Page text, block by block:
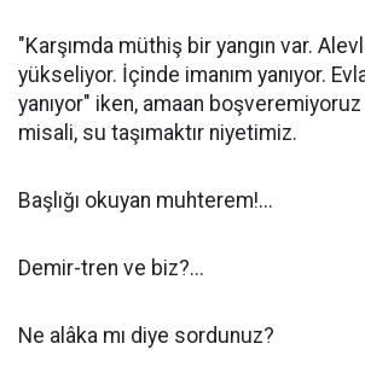
"Karşımda müthiş bir yangın var.
yükseliyor. İçinde imanım yanıyor.
yanıyor" iken, amaan
misali, su taşımaktır niyetimiz.
Başlığı okuyan muhterem!...
Demir-tren ve biz?...
Ne alâka mı diye sordunuz?